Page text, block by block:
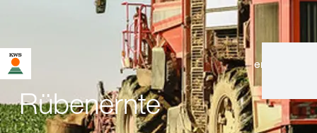
en
Rübenernte